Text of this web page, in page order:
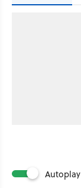
Autoplay